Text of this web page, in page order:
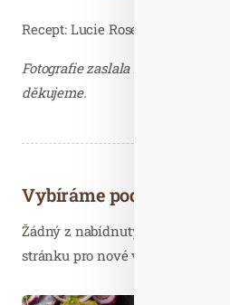
Recept: Lucie Rosenbergerová
Fotografie zaslala Martina
děkujeme.
Vybíráme podobné
Žádný z nabídnutých článků vás
stránku pro nové výsledky...